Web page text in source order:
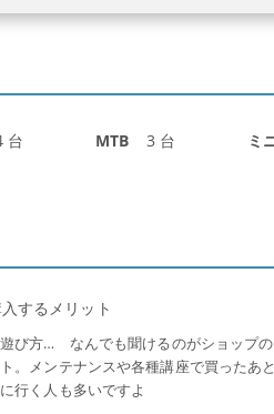
台 MTB 3 台 ミ
するメリット
び方… なんでも聞けるのがショップ
。メンテナンスや各種講座で買った
行く人も多いですよ